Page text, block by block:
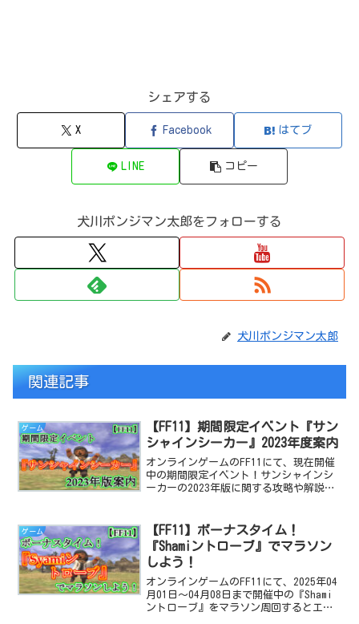
シェアする
X Facebook はてブ
LINE コピー
犬川ポンジマン太郎をフォローする
犬川ポンジマン太郎
関連記事
ゲーム
【FF11】期間限定イベント『サン
シャインシーカー』2023年度案内
オンラインゲームのFF11にて、現在開催
中の期間限定イベント！サンシャインシ
ーカーの2023年版に関する攻略や解説の
ゲーム
【FF11】ボーナスタイム！
『Shamiントローブ』でマラソン
しよう！
オンラインゲームのFF11にて、2025年04
月01日～04月08日まで開催中の『Shami
ントローブ』をマラソン周回するとエク